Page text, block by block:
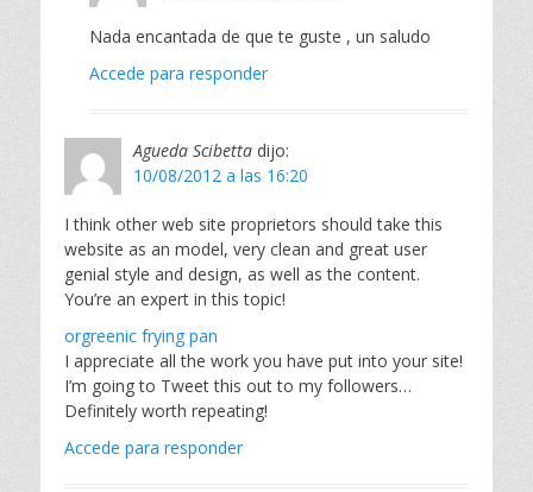
Nada encantada de que te guste , un saludo
Accede para responder
Agueda Scibetta dijo:
10/08/2012 a las 16:20
I think other web site proprietors should take this
website as an model, very clean and great user
genial style and design, as well as the content.
You’re an expert in this topic!
orgreenic frying pan
I appreciate all the work you have put into your site!
I’m going to Tweet this out to my followers…
Definitely worth repeating!
Accede para responder